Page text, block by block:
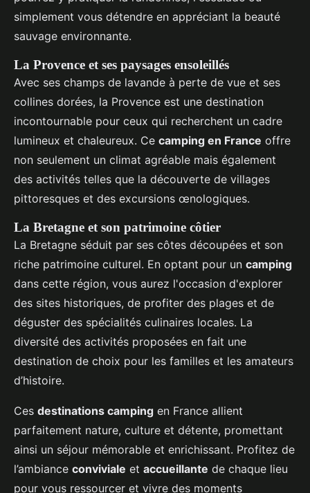
simplement vous détendre en appréciant la beauté
sauvage environnante.
La Provence et ses paysages ensoleillés
Avec ses champs de lavande à perte de vue et ses
collines dorées, la Provence est une destination
incontournable pour ceux qui recherchent un cadre
lumineux et chaleureux. Ce camping en France offre
non seulement un climat agréable mais également
des activités telles que la découverte de villages
pittoresques et des excursions œnologiques.
La Bretagne et son patrimoine côtier
La Bretagne séduit par ses côtes découpées et son
riche patrimoine culturel. En optant pour un camping
dans cette région, vous aurez l'occasion d'explorer
des sites historiques, de profiter des plages et de
déguster des spécialités culinaires locales. La
diversité des activités proposées en fait une
destination de choix pour les familles et les amateurs
d’histoire.
Ces destinations camping en France allient
parfaitement nature, culture et détente, promettant
ainsi un séjour mémorable et enrichissant. Profitez de
l’ambiance conviviale et accueillante de chaque lieu
pour vous ressourcer et vivre des moments